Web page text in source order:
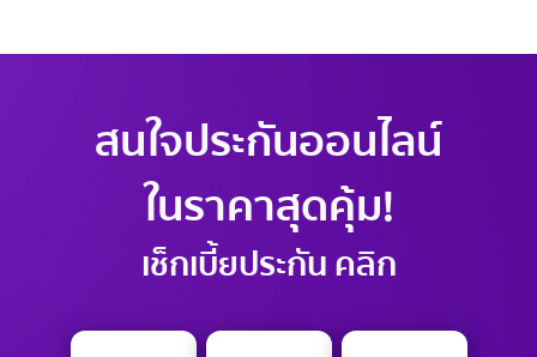
สนใจประกันออนไลน์
ในราคาสุดคุ้ม!
เช็กเบี้ยประกัน คลิก